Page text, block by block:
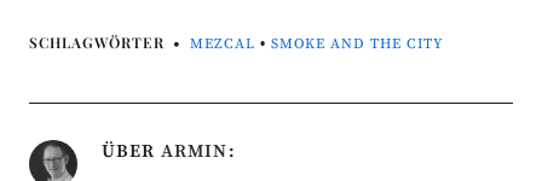
SCHLAGWÖRTER MEZCAL • SMOKE AND THE CITY
ÜBER ARMIN